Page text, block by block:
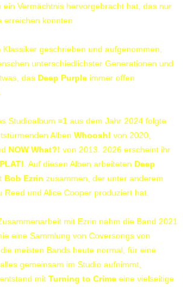
ein Vermächtnis hervorgebracht hat, das nur
erreichen konnten
geschrieben und aufgenommen,
unterschiedlichster Generationen und
das Deep Purple immer offen
Studioalbum =1 aus dem Jahr 2024 folgte
Alben Whoosh! von 2020,
NOW What?! von 2013. 2026 erscheint ihr
. Auf diesen Alben arbeiteten Deep
Bob Ezrin zusammen, der unter anderem
Reed und Alice Cooper produziert hat.
mit Ezrin nahm die Band 2021
eine Sammlung von Coversongs von
meisten Bands heute normal, für eine
gemeinsam im Studio aufnimmt,
mit Turning to Crime eine vielseitige